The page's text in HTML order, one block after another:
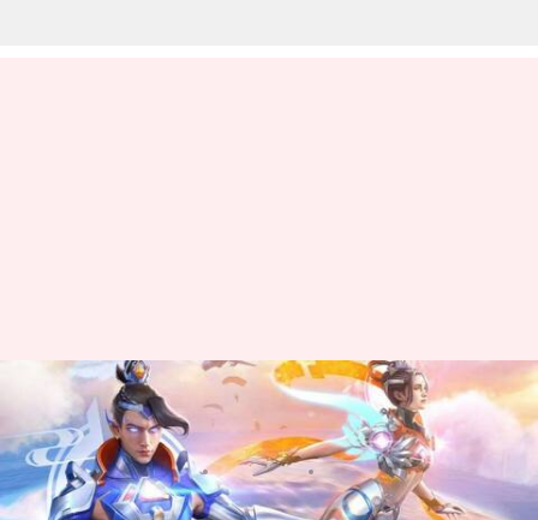
ఏప్రిల్ 8న వచ్చే Free Fire MAX
కోడ్స్ రీడీమ్ విధానం
వ్రాసిన వారు Jayachandra Akuri Apr 08, 2023 06:00 am